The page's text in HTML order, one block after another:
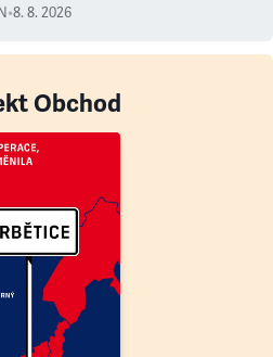
•8. 8. 2026
Obchod